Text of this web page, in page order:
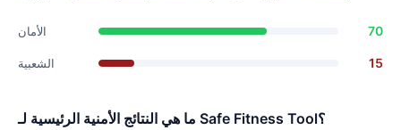
الأمان 70
الشعبية 15
ما هي النتائج الأمنية الرئيسية لـ Safe Fitness Tool؟